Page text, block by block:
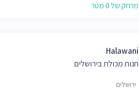
מרחק של 0 מטר
Halawani
חנות מכולת בירושלים
ירושלים